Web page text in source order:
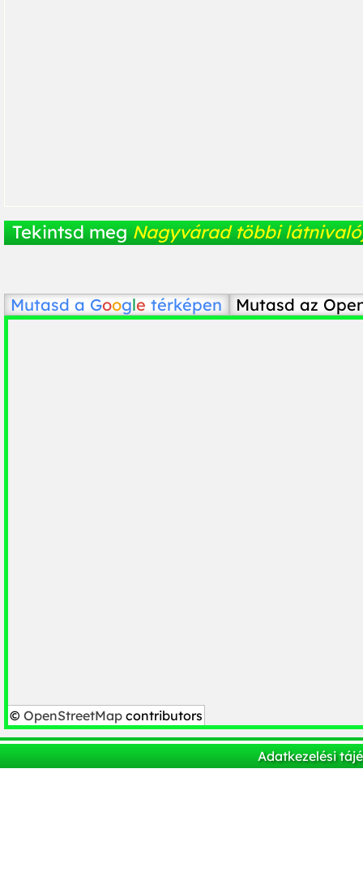
Tekintsd meg Nagyvárad többi
Mutasd a Google térképen Mutasd az
© OpenStreetMap contributors
Adatkezelési